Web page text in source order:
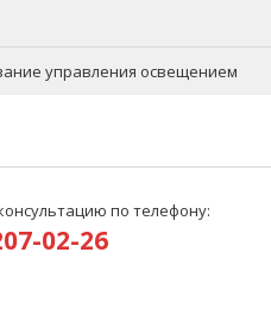
управления освещением
по телефону:
02-26